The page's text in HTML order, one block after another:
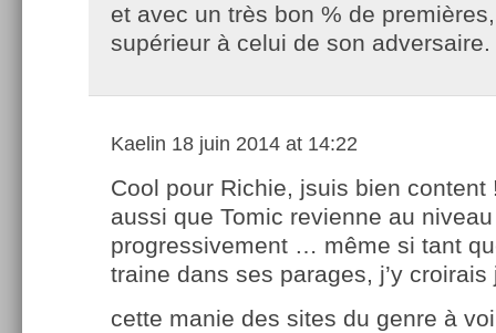
et avec un très bon % de
supérieur à celui de son adversaire.
Kaelin 18 juin 2014 at 14:22
Cool pour Richie, jsuis bien content
aussi que Tomic revienne au niveau
progressivement … même si tant
traine dans ses parages, j’y croirais
cette manie des sites du genre à